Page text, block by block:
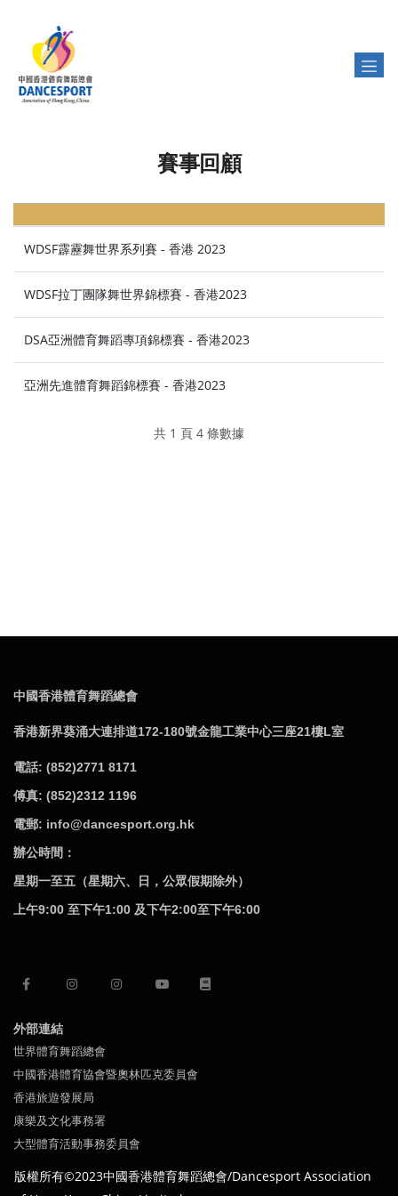
賽事回顧
WDSF霹靂舞世界系列賽 - 香港 2023
WDSF拉丁團隊舞世界錦標賽 - 香港2023
DSA亞洲體育舞蹈專項錦標賽 - 香港2023
亞洲先進體育舞蹈錦標賽 - 香港2023
共 1 頁 4 條數據
中國香港體育舞蹈總會
香港新界葵涌大連排道172-180號金龍工業中心三座21樓L室
電話: (852)2771 8171
傅真: (852)2312 1196
電郵: info@dancesport.org.hk
辦公時間：
星期一至五（星期六、日，公眾假期除外）
上午9:00 至下午1:00 及下午2:00至下午6:00
外部連結
世界體育舞蹈總會
中國香港體育協會暨奧林匹克委員會
香港旅遊發展局
康樂及文化事務署
大型體育活動事務委員會
版權所有©2023中國香港體育舞蹈總會/Dancesport Association